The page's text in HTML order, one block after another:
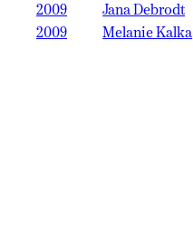
2009
Jana Debrodt
2009
Melanie Kalka